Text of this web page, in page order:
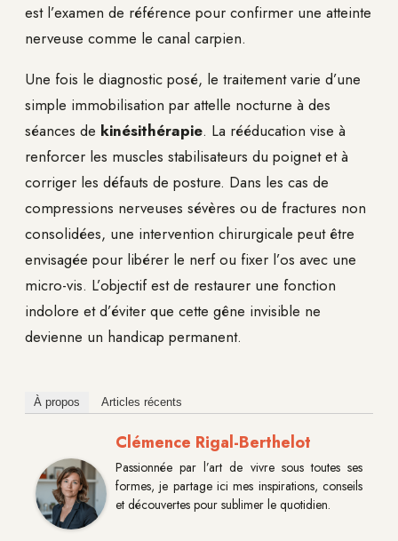
est l’examen de référence pour confirmer une atteinte
nerveuse comme le canal carpien.
Une fois le diagnostic posé, le traitement varie d’une
simple immobilisation par attelle nocturne à des
séances de kinésithérapie. La rééducation vise à
renforcer les muscles stabilisateurs du poignet et à
corriger les défauts de posture. Dans les cas de
compressions nerveuses sévères ou de fractures non
consolidées, une intervention chirurgicale peut être
envisagée pour libérer le nerf ou fixer l’os avec une
micro-vis. L’objectif est de restaurer une fonction
indolore et d’éviter que cette gêne invisible ne
devienne un handicap permanent.
À propos Articles récents
Clémence Rigal-Berthelot
Passionnée par l’art de vivre sous toutes ses
formes, je partage ici mes inspirations, conseils
et découvertes pour sublimer le quotidien.